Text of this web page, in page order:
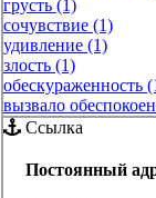
грусть (1)
сочувствие (1)
удивление (1)
злость (1)
обескураженность
вызвало
Ссылка
Постоянный